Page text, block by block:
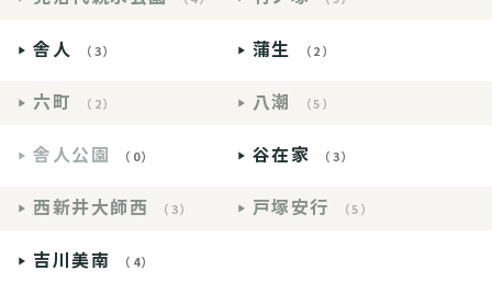
舎人 （3） 蒲生 （2）
六町 （2） 八潮 （5）
舎人公園 （0） 谷在家 （3）
西新井大師西 （3） 戸塚安行 （5）
吉川美南 （4）